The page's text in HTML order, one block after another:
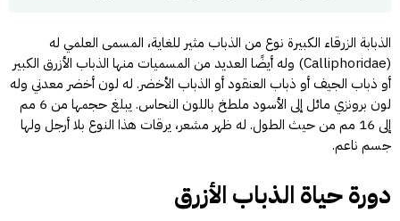
الذبابة الزرقاء الكبيرة نوع من الذباب مثير للغاية، المسمى العلمي له
(Calliphoridae) وله أيضًا العديد من المسميات منها الذباب الأزرق الكبير
أو ذباب الجيف أو ذباب العنقود أو الذباب الأخضر. له لون أخضر معدني وله
لون برونزي مائل إلى الأسود ملطخ باللون النحاس. يبلغ حجمها من 6 مم
إلى 16 مم من حيث الطول. له ظهر مشعر، يرقات هذا النوع بلا أرجل ولها
جسم ناعم.
دورة حياة الذباب الأزرق